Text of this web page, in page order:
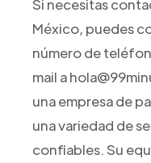
Si necesitas
México, puedes
número de
mail a
una empresa de
una variedad de
confiables. Su